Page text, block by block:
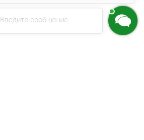
Введите сообщение